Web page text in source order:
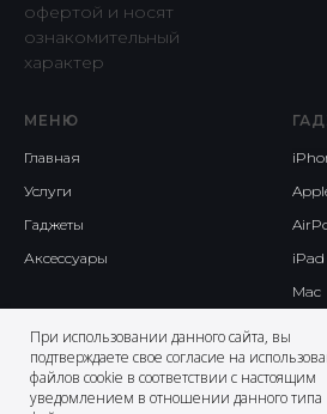
При использовании данного сайта, вы
подтверждаете свое согласие на
файлов cookie в соответствии с настоящим
уведомлением в отношении данного типа
офертой и носят
ознакомительный
характер
МЕНЮ
Главная
Услуги
Гаджеты
Аксессуары
iPad
Mac